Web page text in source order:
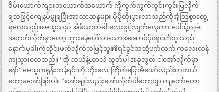
စိမ်းယောက်ကျားတယောက်တယောက် ကိုကွက်ကွက်ကွင်းကွင်းပြလိုက်
ရသဖြင့်ကျေနပ်မွုရပြီးအာသာဆန္ဒများ ပိုမိုတိုးပွားလာသည်ကိုအံ့သြစွာတွေ့
ရလေသည်။မေသူသည် အိမ်သာတံခါးလေးဖွင့်လျက်လှေကားပေါ်သို့လှမ်း
အတက်လိုက်မှာတော့ ဘွားခနဲပေါ်လာသောအဆောင်ပိုင်ရှင်၏တူ သည်
နောက်မှခါးကိုသိုင်းဖက်လိုက်သဖြင့်သူ၏ရင်ခွင်ထဲသို့ပက်လက် ကလေးလန်
ကျသွားလေသည်။ “အို ဘယ်နဲ့ဟာလဲ လွတ်ပါ အခုလွတ် ငါအော်လိုက်မှာ
နော်” မေသူကရုန်းကန်ရင်းတိုးတိုးလေးကြိတ်ပြောမိသော်လည်းတကယ်
တော့မအော်ဖြစ်ပါ။ “အော်ချင်လည်းအော်လိုက်ပါတော့ဗျာ ကျတော်တော့